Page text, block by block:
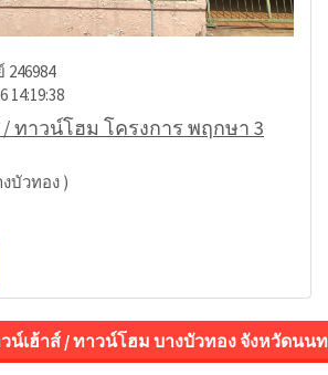
14:19:38
ทาวน์โฮม โครงการ พฤกษา 3
บัวทอง )
น์เฮ้าส์ / ทาวน์โฮม บางบัวทอง จังหวัดนน